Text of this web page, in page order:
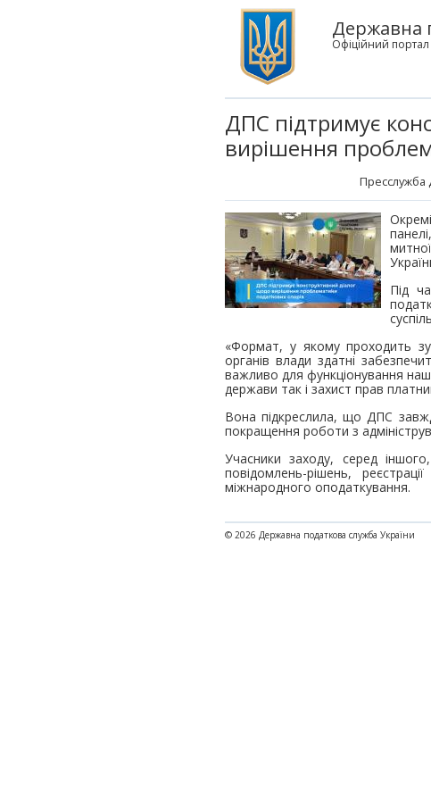
Державна
Офіційний портал
ДПС підтримує
вирішення
Пресслужба
Під
«Формат, у якому проходить
органів влади здатні
важливо для функціонування
держави так і захист прав
Вона підкреслила, що ДПС
покращення роботи з
Учасники заходу, серед
повідомлень-рішень,
міжнародного оподаткування.
© 2026 Державна податкова служба України